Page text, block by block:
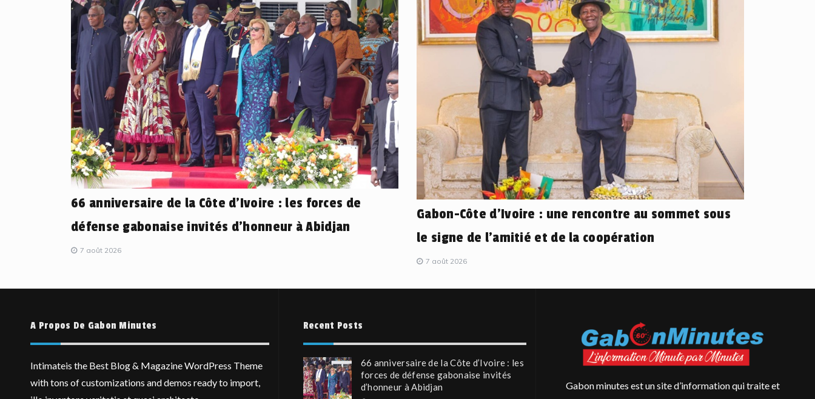
66 anniversaire de la Côte d’Ivoire : les forces de
défense gabonaise invités d’honneur à Abidjan
7 août 2026
Gabon-Côte d’Ivoire : une rencontre au sommet sous
le signe de l’amitié et de la coopération
7 août 2026
A Propos De Gabon Minutes
Intimateis the Best Blog & Magazine WordPress Theme
with tons of customizations and demos ready to import,
Recent Posts
66 anniversaire de la Côte d’Ivoire : les
forces de défense gabonaise invités
d’honneur à Abidjan
Gabon minutes est un site d’information qui traite et